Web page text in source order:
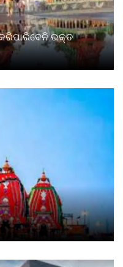
ଭକ୍ତ